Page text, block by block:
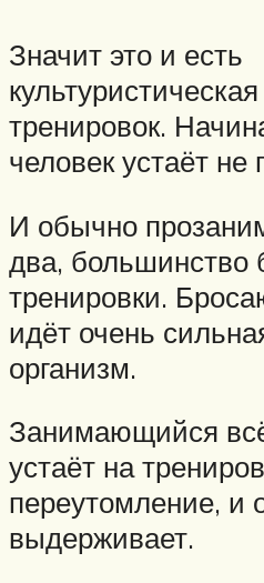
Значит это и есть
тренировок.
человек устаёт не
И обычно
два, большинство
тренировки.
идёт очень
организм.
Занимающийся
устаёт на
переутомление, и
выдерживает.